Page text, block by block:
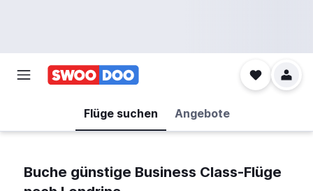
Flüge suchen Angebote
Buche günstige Business Class-Flüge